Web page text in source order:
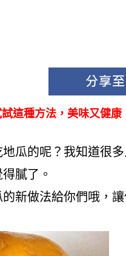
這種方法，美味又健康
瓜的呢？我知道很
膩了。
新做法給你們哦，